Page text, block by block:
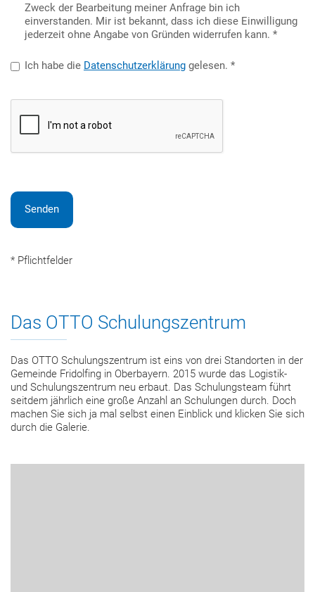
Zweck der Bearbeitung meiner Anfrage bin ich
einverstanden. Mir ist bekannt, dass ich diese Einwilligung
jederzeit ohne Angabe von Gründen widerrufen kann.
Ich habe die Datenschutzerklärung gelesen.
reCAPTCHA
Senden
* Pflichtfelder
Das OTTO Schulungszentrum
Das OTTO Schulungszentrum ist eins von drei Standorten in der
Gemeinde Fridolfing in Oberbayern. 2015 wurde das Logistik-
und Schulungszentrum neu erbaut. Das Schulungsteam führt
seitdem jährlich eine große Anzahl an Schulungen durch. Doch
machen Sie sich ja mal selbst einen Einblick und klicken Sie sich
durch die Galerie.